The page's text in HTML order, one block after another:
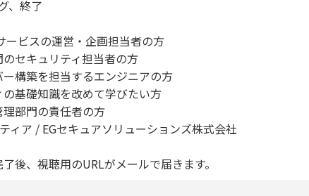
、終了
ービスの運営・企画担当者の方
のセキュリティ担当者の方
ー構築を担当するエンジニアの方
の基礎知識を改めて学びたい方
理部門の責任者の方
ィア / EGセキュアソリューションズ株式会社
後、視聴用のURLがメールで届きます。